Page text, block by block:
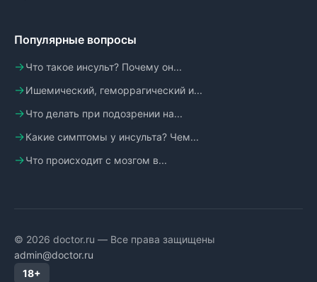
Популярные вопросы
Что такое инсульт? Почему он...
Ишемический, геморрагический и...
Что делать при подозрении на...
Какие симптомы у инсульта? Чем...
Что происходит с мозгом в...
© 2026 doctor.ru — Все права защищены
admin@doctor.ru
18+